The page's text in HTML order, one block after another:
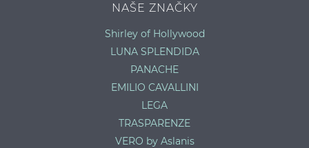
NAŠE ZNAČKY
Shirley of Hollywood
LUNA SPLENDIDA
PANACHE
EMILIO CAVALLINI
LEGA
TRASPARENZE
VERO by Aslanis